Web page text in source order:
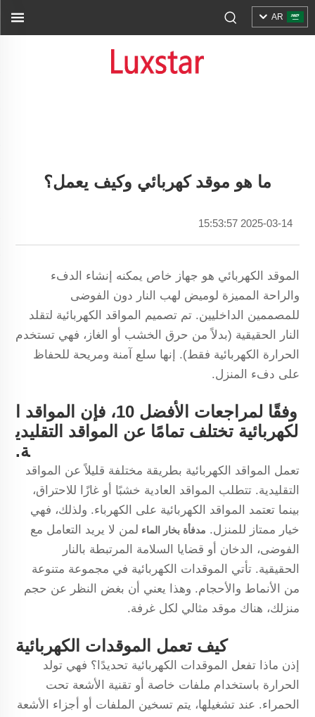
AR
ما هو موقد كهربائي وكيف يعمل؟
2025-03-14 15:53:57
الموقد الكهربائي هو جهاز خاص يمكنه إنشاء الدفء
والراحة المميزة لوميض لهب النار دون الفوضى
للمصممين الداخليين. تم تصميم المواقد الكهربائية لتقلد
النار الحقيقية (بدلاً من حرق الخشب أو الغاز، فهي تستخدم
الحرارة الكهربائية فقط). إنها سلع آمنة ومريحة للحفاظ
على دفء المنزل.
وفقًا لمراجعات الأفضل 10، فإن المواقد ا
لكهربائية تختلف تمامًا عن المواقد التقليدي
ة.
تعمل المواقد الكهربائية بطريقة مختلفة قليلاً عن المواقد
التقليدية. تتطلب المواقد العادية خشبًا أو غازًا للاحتراق،
بينما تعتمد المواقد الكهربائية على الكهرباء. ولذلك، فهي
خيار ممتاز للمنزل. مدفأة بخار الماء لمن لا يريد التعامل مع
الفوضى، الدخان أو قضايا السلامة المرتبطة بالنار
الحقيقية. تأتي الموقدات الكهربائية في مجموعة متنوعة
من الأنماط والأحجام. وهذا يعني أن بغض النظر عن حجم
منزلك، هناك موقد مثالي لكل غرفة.
كيف تعمل الموقدات الكهربائية
إذن ماذا تفعل الموقدات الكهربائية تحديدًا؟ فهي تولد
الحرارة باستخدام ملفات خاصة أو تقنية الأشعة تحت
الحمراء. عند تشغيلها، يتم تسخين الملفات أو أجزاء الأشعة